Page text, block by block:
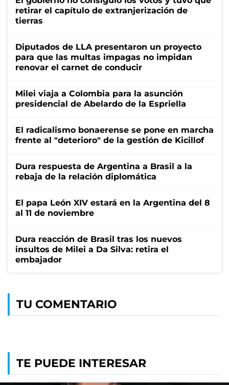
retirar el capítulo de extranjerización de
tierras
Diputados de LLA presentaron un proyecto
para que las multas impagas no impidan
renovar el carnet de conducir
Milei viaja a Colombia para la asunción
presidencial de Abelardo de la Espriella
El radicalismo bonaerense se pone en marcha
frente al "deterioro" de la gestión de Kicillof
Dura respuesta de Argentina a Brasil a la
rebaja de la relación diplomática
El papa León XIV estará en la Argentina del 8
al 11 de noviembre
Dura reacción de Brasil tras los nuevos
insultos de Milei a Da Silva: retira el
embajador
TU COMENTARIO
TE PUEDE INTERESAR